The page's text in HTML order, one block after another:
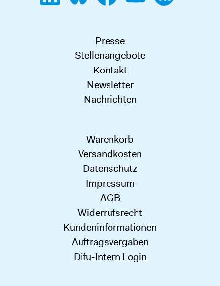
Presse
Stellenangebote
Kontakt
Newsletter
Nachrichten
Warenkorb
Versandkosten
Datenschutz
Impressum
AGB
Widerrufsrecht
Kundeninformationen
Auftragsvergaben
Difu-Intern Login